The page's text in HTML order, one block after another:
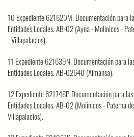
10 Expediente 621620M. Documentación para
Entidades Locales. AB-02 (Ayna - Molinicos -
- Villapalacios).
11 Expediente 621639N. Documentación para
Entidades Locales. AB-02640 (Almansa).
12 Expediente 621748P. Documentación para
Entidades Locales. AB-02 (Molinicos - Paterna
Villapalacios).